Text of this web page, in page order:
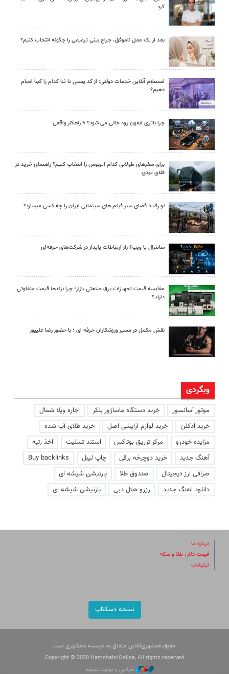
کرد
بعد از یک عمل ناموفق، جراح بینی ترمیمی را چگونه انتخاب کنیم؟
استعلام آنلاین خدمات دولتی: از کد پستی تا ثنا کدام را کجا انجام
دهیم؟
چرا باتری آیفون زود خالی می شود؟ ۹ راهکار واقعی
برای سفرهای طولانی کدام اتوبوس را انتخاب کنیم؟ راهنمای خرید در
فلای تودی
لو رفت! فضای سبز فیلم های سینمایی ایران را چه کسی میسازد؟
سانترال یا ویپ؟ راز ارتباطات پایدار در شرکت‌های حرفه‌ای
مقایسه قیمت تجهیزات برق صنعتی بازار؛ چرا برندها قیمت متفاوتی
دارند؟
نقش مکمل در مسیر ورزشکاران حرفه ای ؛ با حضور رضا علیپور
وبگردی
موتور آسانسور خرید دستگاه ماساژور بلکر
اجاره ویلا شمال
خرید ادکلن
خرید لوازم آرایشی اصل
خرید طلای آب شده
مزایده خودرو
مرکز تزریق بوتاکس استند تسلیت
اخذ رتبه
آهنگ جدید
خرید دوچرخه برقی چاپ لیبل
Buy backlinks
صرافی ارز دیجیتال
صندوق طلا
پارتیشن شیشه ای
دانلود اهنگ جدید
رزرو هتل دبی پارتیشن شیشه ای
درباره ما
قیمت دلار، طلا و سکه
تبلیغات
نسخه دسکتاپ
حقوق همشهری‌آنلاین متعلق به موسسه همشهری است
Copyright © 2020 HamshahriOnline, All rights reserved
طراحی و تولید: نستوه